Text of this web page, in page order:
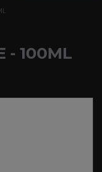
- 100ML